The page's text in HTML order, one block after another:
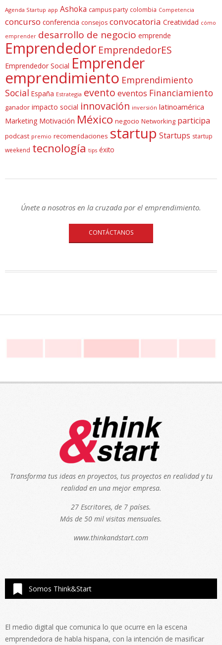
Agenda Startup app Ashoka campus party colombia Competencia
concurso conferencia consejos convocatoria Creatividad cómo
emprender desarrollo de negocio emprende
Emprendedor EmprendedorES
Emprendedor Social Emprender
emprendimiento Emprendimiento
Social España Estrategia evento eventos Financiamiento
ganador impacto social innovación inversión latinoamérica
Marketing Motivación México negocio Networking participa
podcast premio recomendaciones startup Startups startup
weekend tecnología tips éxito
Únete a nosotros en la cruzada por el emprendimiento.
CONTÁCTANOS
Transforma tus ideas en proyectos, tus proyectos en realidad y tu
realidad en una mejor empresa.
27 Escritores, de 7 países.
Más de 50 mil visitas mensuales.
www.thinkandstart.com
Somos Think&Start
El medio digital que comunica lo que ocurre en la escena
emprendedora de habla hispana, con la intención de masificar